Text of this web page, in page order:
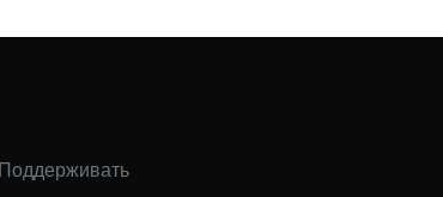
Поддерживать